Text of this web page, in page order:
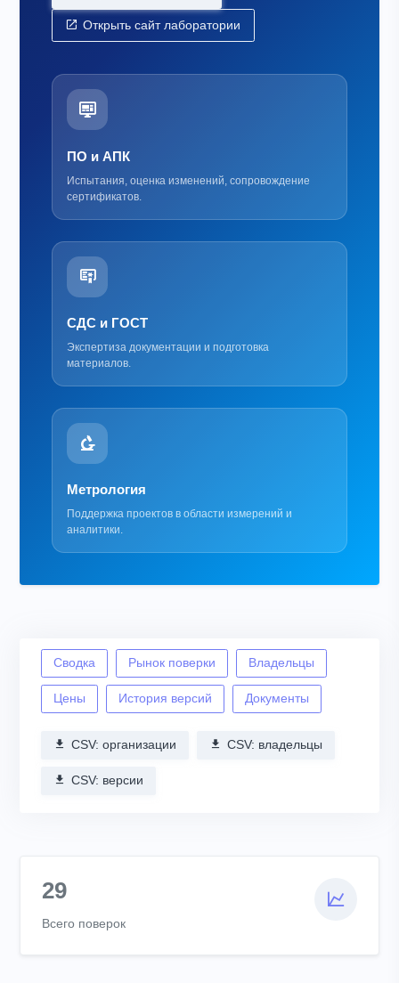
Открыть сайт лаборатории
ПО и АПК
Испытания, оценка изменений, сопровождение
сертификатов.
СДС и ГОСТ
Экспертиза документации и подготовка
материалов.
Метрология
Поддержка проектов в области измерений и
аналитики.
Сводка Рынок поверки Владельцы
Цены История версий Документы
CSV: организации CSV: владельцы
CSV: версии
29
Всего поверок